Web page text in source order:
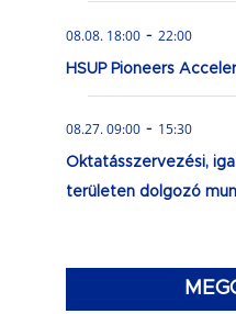
08.08. 18:00 - 22:00
HSUP Pioneers
08.27. 09:00 - 15:30
Oktatásszervezési,
területen dolgozó